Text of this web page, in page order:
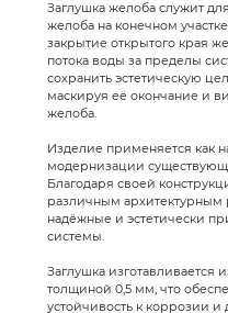
Заглушка желоба служит
желоба на конечном
закрытие открытого края
потока воды за пределы
сохранить эстетическую
маскируя её окончание и
желоба.
Изделие применяется как
модернизации
Благодаря своей
различным архитектурным
надёжные и эстетически
системы.
Заглушка изготавливается
толщиной 0,5 мм, что
устойчивость к коррозии